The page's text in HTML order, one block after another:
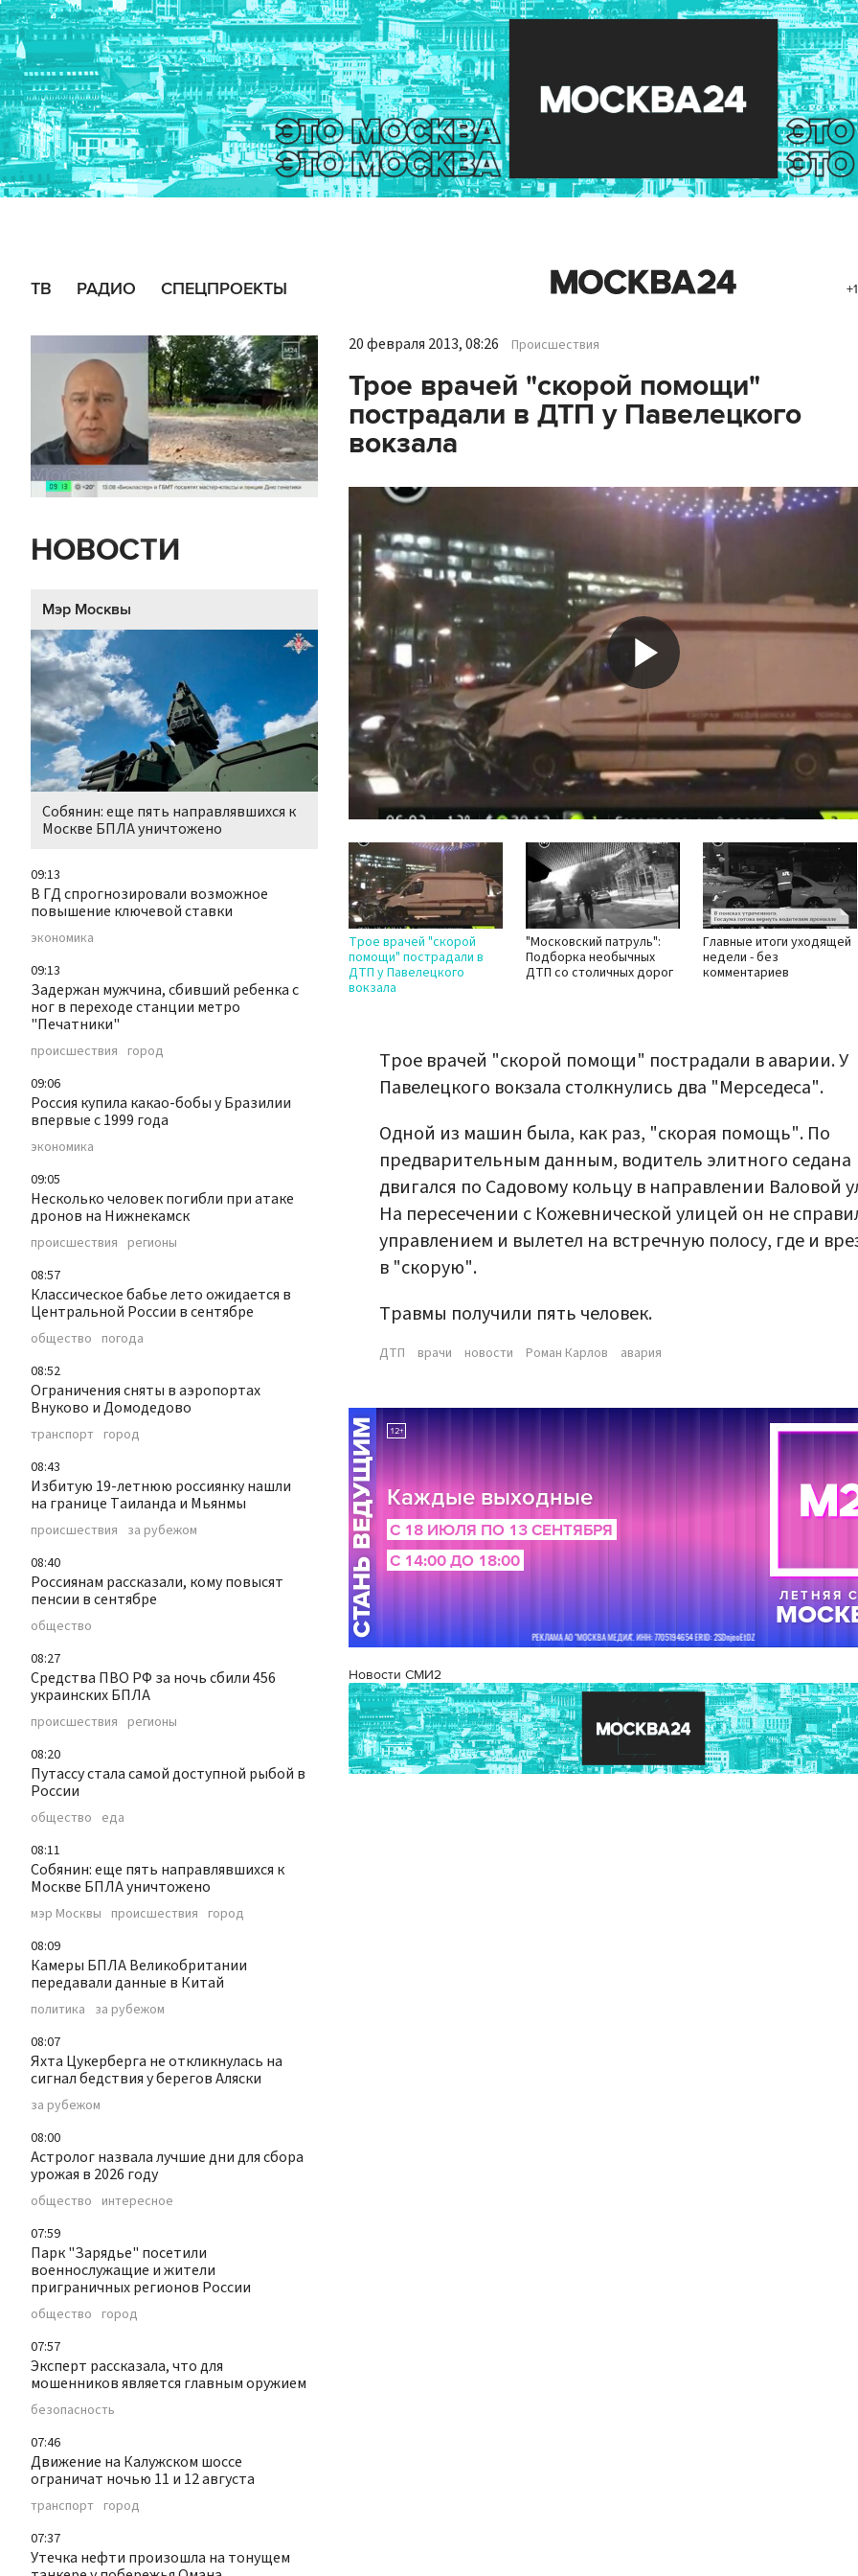
ТВ РАДИО СПЕЦПРОЕКТЫ
НОВОСТИ
Мэр Москвы
Собянин: еще пять направлявшихся к
Москве БПЛА уничтожено
09:13
В ГД спрогнозировали возможное
повышение ключевой ставки
экономика
09:13
Задержан мужчина, сбивший ребенка с
ног в переходе станции метро
"Печатники"
происшествия город
09:06
Россия купила какао-бобы у Бразилии
впервые с 1999 года
экономика
09:05
Несколько человек погибли при атаке
дронов на Нижнекамск
происшествия регионы
08:57
Классическое бабье лето ожидается в
Центральной России в сентябре
общество погода
08:52
Ограничения сняты в аэропортах
Внуково и Домодедово
транспорт город
08:43
Избитую 19-летнюю россиянку нашли
на границе Таиланда и Мьянмы
происшествия за рубежом
08:40
Россиянам рассказали, кому повысят
пенсии в сентябре
общество
08:27
Средства ПВО РФ за ночь сбили 456
украинских БПЛА
происшествия регионы
08:20
Путассу стала самой доступной рыбой в
России
общество еда
08:11
Собянин: еще пять направлявшихся к
Москве БПЛА уничтожено
мэр Москвы происшествия город
08:09
Камеры БПЛА Великобритании
передавали данные в Китай
политика за рубежом
08:07
Яхта Цукерберга не откликнулась на
сигнал бедствия у берегов Аляски
за рубежом
08:00
Астролог назвала лучшие дни для сбора
урожая в 2026 году
общество интересное
07:59
Парк "Зарядье" посетили
военнослужащие и жители
приграничных регионов России
общество город
07:57
Эксперт рассказала, что для
мошенников является главным оружием
безопасность
07:46
Движение на Калужском шоссе
ограничат ночью 11 и 12 августа
транспорт город
07:37
Утечка нефти произошла на тонущем
20 февраля 2013, 08:26 Происшествия
Трое врачей "скорой помощи"
пострадали в ДТП у Павелецкого
вокзала
Play
Video
Трое врачей "скорой
помощи" пострадали в
ДТП у Павелецкого
вокзала
"Московский патруль":
Подборка необычных
ДТП со столичных дорог
Главные итоги уходящей
недели - без
комментариев
Трое врачей "скорой помощи" пострадали в аварии. У
Павелецкого вокзала столкнулись два "Мерседеса".
Одной из машин была, как раз, "скорая помощь". По
предварительным данным, водитель элитного седана
двигался по Садовому кольцу в направлении Валовой
На пересечении с Кожевнической улицей он не
управлением и вылетел на встречную полосу, где и
в "скорую".
Травмы получили пять человек.
ДТП врачи новости Роман Карлов авария
Новости СМИ2